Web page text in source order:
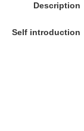
Description
Self introduction